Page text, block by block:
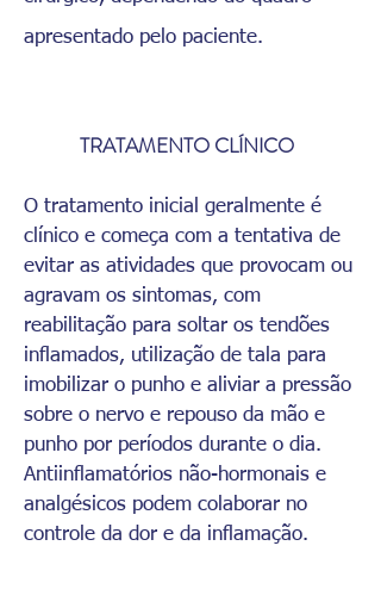
apresentado pelo paciente.
TRATAMENTO CLÍNICO
O tratamento inicial geralmente é
clínico e começa com a tentativa de
evitar as atividades que provocam ou
agravam os sintomas, com
reabilitação para soltar os tendões
inflamados, utilização de tala para
imobilizar o punho e aliviar a pressão
sobre o nervo e repouso da mão e
punho por períodos durante o dia.
Antiinflamatórios não-hormonais e
analgésicos podem colaborar no
controle da dor e da inflamação.